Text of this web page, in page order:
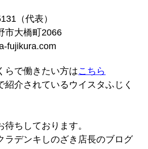
（代表）
大橋町2066
fujikura.com
で働きたい方はこちら
介されているウイスタふじく
待ちしております。
デンキしのざき店長のブログ